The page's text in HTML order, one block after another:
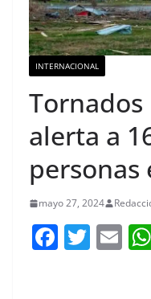
INTERNACIONAL
alerta a
personas
mayo 27, 2024
F T E